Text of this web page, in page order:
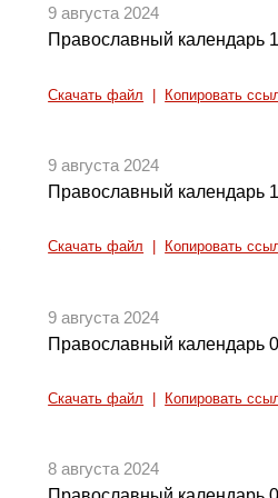
9 августа 2024
Православный календарь
Скачать файл Копировать
9 августа 2024
Православный календарь
Скачать файл Копировать
9 августа 2024
Православный календарь
Скачать файл Копировать
8 августа 2024